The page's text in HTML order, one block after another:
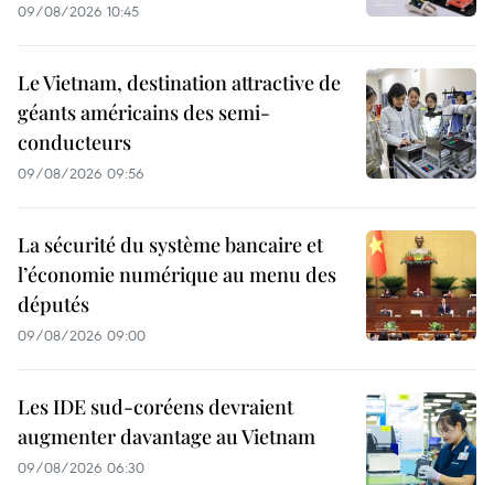
09/08/2026 10:45
Le Vietnam, destination attractive de
géants américains des semi-
conducteurs
09/08/2026 09:56
La sécurité du système bancaire et
l’économie numérique au menu des
députés
09/08/2026 09:00
Les IDE sud-coréens devraient
augmenter davantage au Vietnam
09/08/2026 06:30